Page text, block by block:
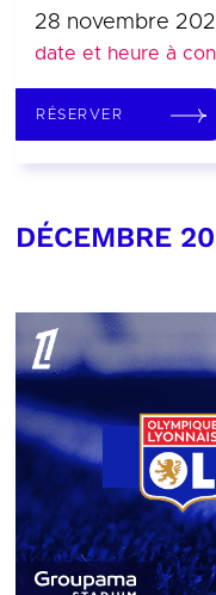
28 novembre
date et heure à
RÉSERVER
DÉCEMBRE